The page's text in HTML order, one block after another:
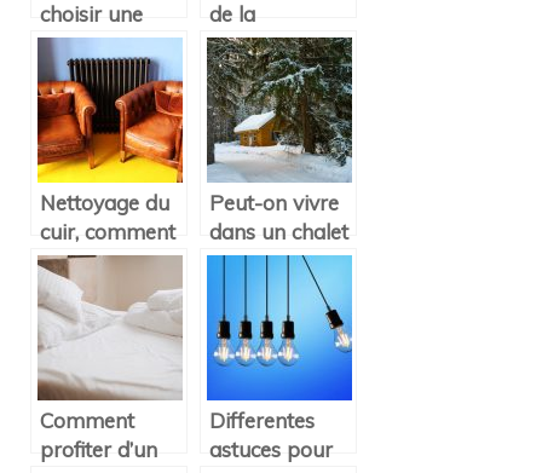
choisir une
poubelle pour
l’intérieur ?
de la
renovation
d’une maison!
Nettoyage du
cuir, comment
ca se passe ?
Peut-on vivre
dans un chalet
en bois toute
Comment
profiter d’un
Differentes
astuces pour